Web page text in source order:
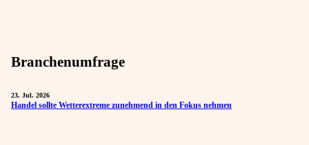
Branchenumfrage
23. Jul. 2026
Handel sollte Wetterextreme zunehmend in den Fokus nehmen